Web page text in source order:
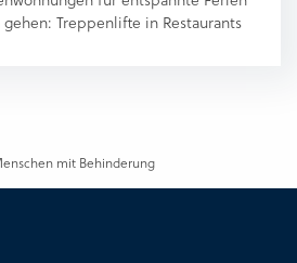
Treppenlifte in Restaurants
mit Behinderung